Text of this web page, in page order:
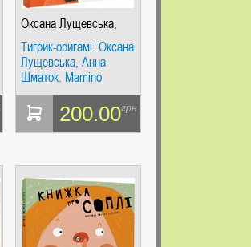
Оксана Лущевська,
Анна Шматок
Тигрик-оригамі. Оксана
Лущевська, Анна
Шматок. Mamino
200.00грн